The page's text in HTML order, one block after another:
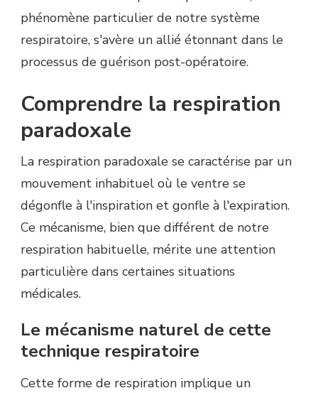
phénomène particulier de notre système
respiratoire, s'avère un allié étonnant dans le
processus de guérison post-opératoire.
Comprendre la respiration
paradoxale
La respiration paradoxale se caractérise par un
mouvement inhabituel où le ventre se
dégonfle à l'inspiration et gonfle à l'expiration.
Ce mécanisme, bien que différent de notre
respiration habituelle, mérite une attention
particulière dans certaines situations
médicales.
Le mécanisme naturel de cette
technique respiratoire
Cette forme de respiration implique un